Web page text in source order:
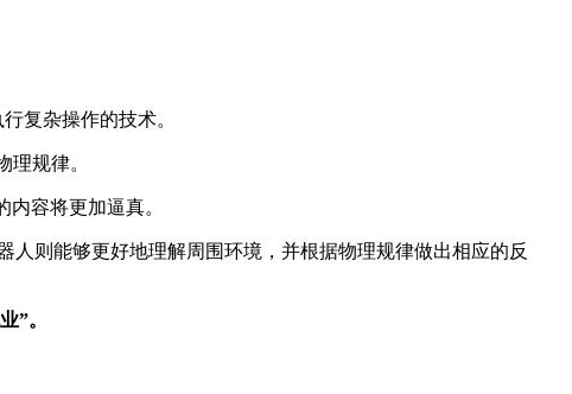
复杂操作的技术。
规律。
容将更加逼真。
则能够更好地理解周围环境，并根据物理规律做出相应的反
”。